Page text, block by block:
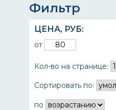
Фильтр
ЦЕНА, РУБ:
от
Кол-во на странице:
Сортировать по:
по